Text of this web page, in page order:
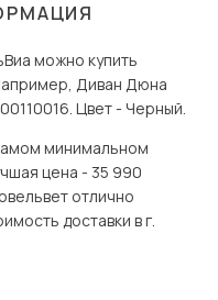
можно купить
Диван Дюна
Цвет - Черный.
минимальном
цена - 35 990
отлично
доставки в г.